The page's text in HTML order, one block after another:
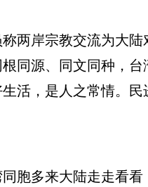
岸宗教交流为大陆
同源、同文同种，
活，是人之常情。
多来大陆走走看看